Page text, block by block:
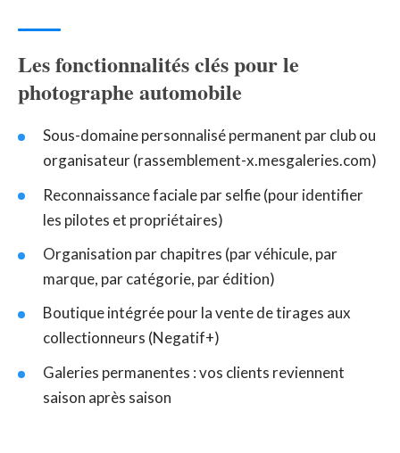
Les fonctionnalités clés pour le
photographe automobile
Sous-domaine personnalisé permanent par club ou
organisateur (rassemblement-x.mesgaleries.com)
Reconnaissance faciale par selfie (pour identifier
les pilotes et propriétaires)
Organisation par chapitres (par véhicule, par
marque, par catégorie, par édition)
Boutique intégrée pour la vente de tirages aux
collectionneurs (Negatif+)
Galeries permanentes : vos clients reviennent
saison après saison